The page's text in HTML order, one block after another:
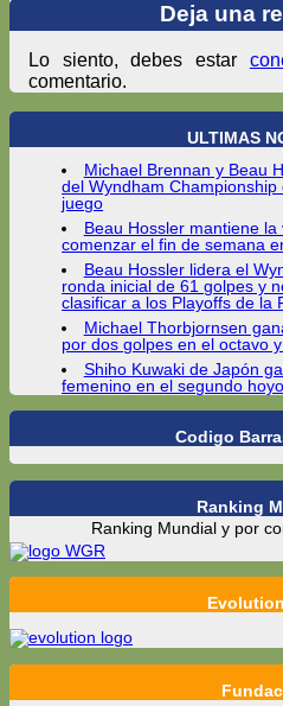
Deja una
Lo siento, debes estar
comentario.
ULTIMAS
Michael Brennan y Beau
del Wyndham
juego
Beau Hossler mantiene
comenzar el fin de semana
Beau Hossler lidera el
ronda inicial de 61 golpes y
clasificar a los Playoffs de la
Michael Thorbjornsen
por dos golpes en el octavo
Shiho Kuwaki de Japón
femenino en el segundo
Codigo
Ranking
Ranking Mundial y por